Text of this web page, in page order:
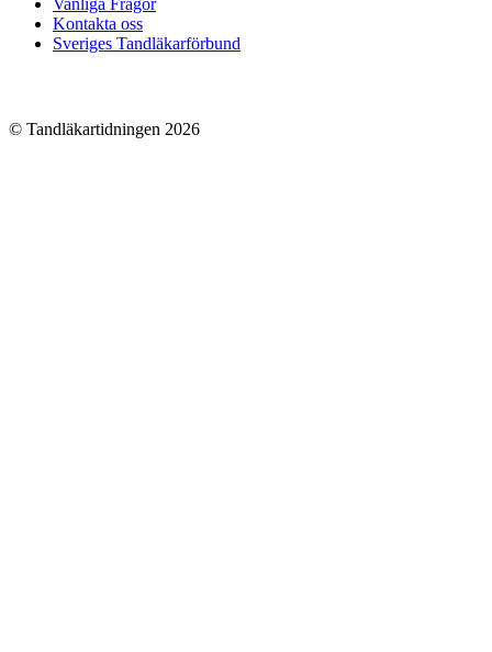
Vanliga Frågor
Kontakta oss
Sveriges Tandläkarförbund
© Tandläkartidningen 2026